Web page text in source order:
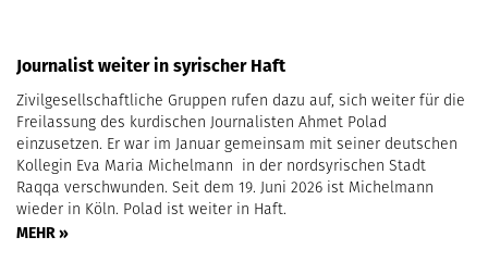
Journalist weiter in syrischer Haft
Zivilgesellschaftliche Gruppen rufen dazu auf, sich weiter für die
Freilassung des kurdischen Journalisten Ahmet Polad
einzusetzen. Er war im Januar gemeinsam mit seiner deutschen
Kollegin Eva Maria Michelmann in der nordsyrischen Stadt
Raqqa verschwunden. Seit dem 19. Juni 2026 ist Michelmann
wieder in Köln. Polad ist weiter in Haft.
MEHR »